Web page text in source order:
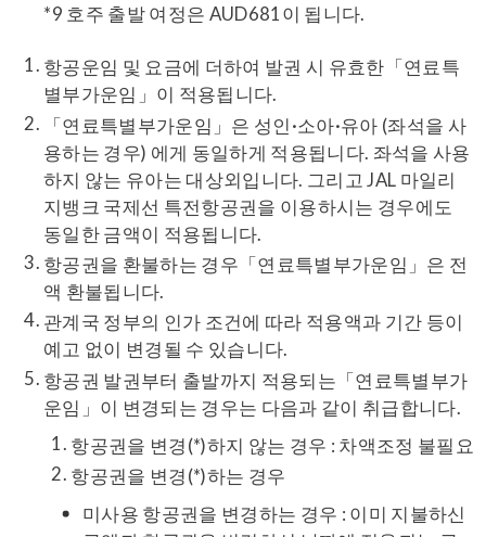
*9 호주 출발 여정은 AUD681이 됩니다.
항공운임 및 요금에 더하여 발권 시 유효한「연료특
별부가운임」이 적용됩니다.
「연료특별부가운임」은 성인·소아·유아 (좌석을 사
용하는 경우) 에게 동일하게 적용됩니다. 좌석을 사용
하지 않는 유아는 대상외입니다. 그리고 JAL 마일리
지뱅크 국제선 특전항공권을 이용하시는 경우에도
동일한 금액이 적용됩니다.
항공권을 환불하는 경우「연료특별부가운임」은 전
액 환불됩니다.
관계국 정부의 인가 조건에 따라 적용액과 기간 등이
예고 없이 변경될 수 있습니다.
항공권 발권부터 출발까지 적용되는「연료특별부가
운임」이 변경되는 경우는 다음과 같이 취급합니다.
항공권을 변경(*)하지 않는 경우 : 차액조정 불필요
항공권을 변경(*)하는 경우
미사용 항공권을 변경하는 경우 : 이미 지불하신